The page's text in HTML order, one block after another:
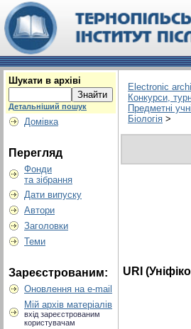
Шукати в архіві
Детальніший пошук
Домівка
Перегляд
Фонди
та зібрання
Дати випуску
Автори
Заголовки
Теми
Зареєстрованим:
Оновлення на e-mail
Мій архів матеріалів
вхід зареєстрованим
користувачам
Electronic
Конкурси,
Предметні
Біологія >
URI